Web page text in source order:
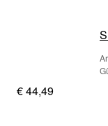
€ 44,49